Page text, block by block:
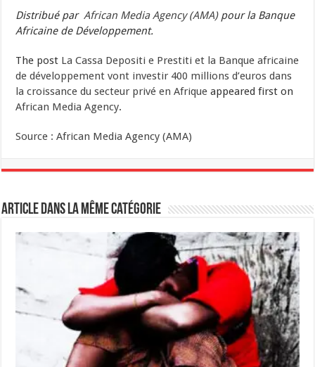
Distribué parAfrican Media Agency (AMA)pour la Banque
Africaine de Développement.
The post La Cassa Depositi e Prestiti et la Banque africaine
de développement vont investir 400 millions d’euros dans
la croissance du secteur privé en Afrique appeared first on
African Media Agency.
Source : African Media Agency (AMA)
Article dans la même catégorie